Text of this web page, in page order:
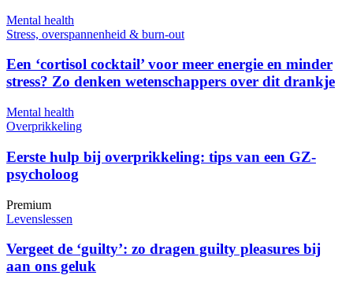
Mental health
Stress, overspannenheid & burn-out
Een ‘cortisol cocktail’ voor meer energie en minder
stress? Zo denken wetenschappers over dit drankje
Mental health
Overprikkeling
Eerste hulp bij overprikkeling: tips van een GZ-
psycholoog
Premium
Levenslessen
Vergeet de ‘guilty’: zo dragen guilty pleasures bij
aan ons geluk